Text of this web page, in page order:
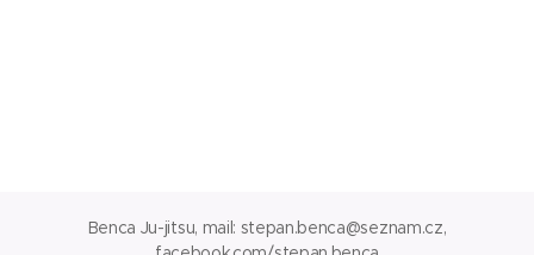
Benca Ju-jitsu, mail: stepan.benca@seznam.cz,